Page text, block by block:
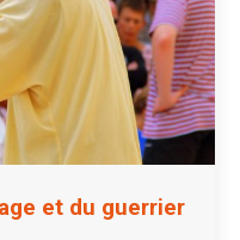
et du guerrier